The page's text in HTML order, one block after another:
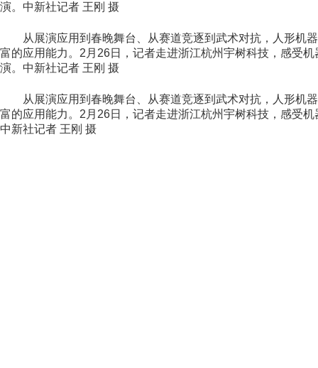
演。中新社记者 王刚 摄
从展演应用到春晚舞台、从赛道竞逐到武术对抗，人形机
富的应用能力。2月26日，记者走进浙江杭州宇树科技，感受
演。中新社记者 王刚 摄
从展演应用到春晚舞台、从赛道竞逐到武术对抗，人形机
富的应用能力。2月26日，记者走进浙江杭州宇树科技，感受
中新社记者 王刚 摄